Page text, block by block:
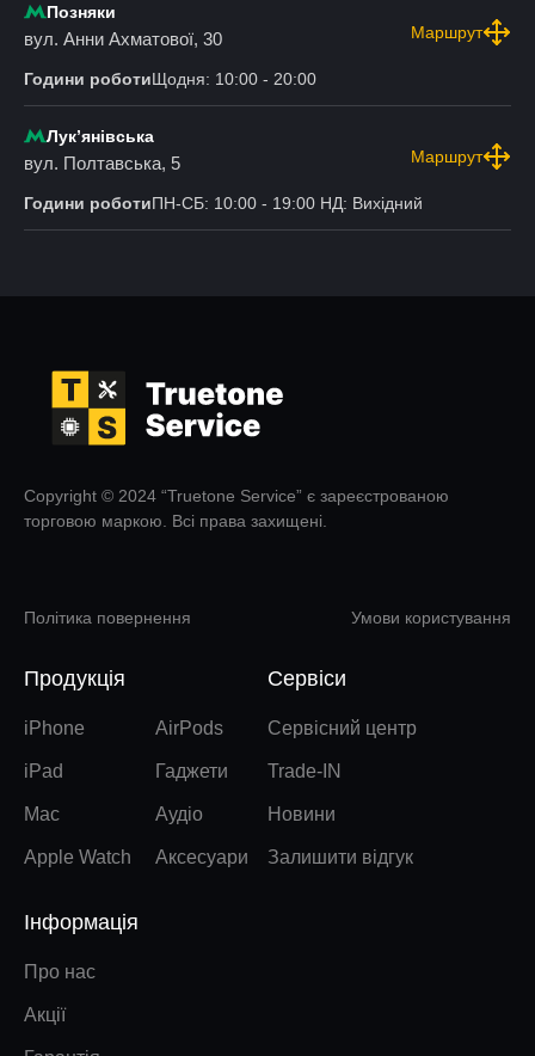
Позняки
вул. Анни Ахматової, 30 Маршрут
Години роботиЩодня: 10:00 - 20:00
Лукʼянівська
вул. Полтавська, 5 Маршрут
Години роботиПН-СБ: 10:00 - 19:00 НД: Вихідний
Copyright © 2024 “Truetone Service” є зареєстрованою
торговою маркою. Всі права захищені.
Політика повернення Умови користування
Продукція
iPhone
iPad
Mac
Apple Watch
AirPods
Гаджети
Аудіо
Аксесуари
Сервіси
Сервісний центр
Trade-IN
Новини
Залишити відгук
Інформація
Про нас
Акції